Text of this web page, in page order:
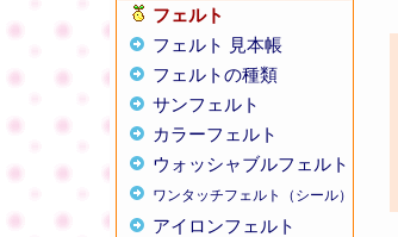
フェルト
フェルト 見本帳
フェルトの種類
サンフェルト
カラーフェルト
ウォッシャブルフェルト
ワンタッチフェルト（シール）
アイロンフェルト